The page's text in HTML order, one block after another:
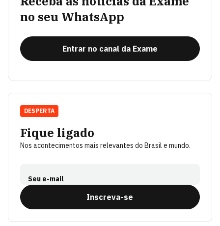
no seu WhatsApp
Entrar no canal da Exame
Fique ligado
Nos acontecimentos mais relevantes do Brasil e mundo.
Seu e-mail
Inscreva-se
DESPERTA